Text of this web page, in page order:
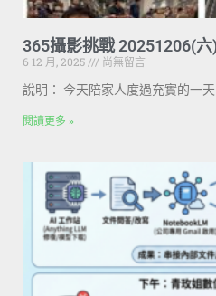
365攝影挑戰 20251206(
6 12 月, 2025
尚無留言
說明： 今天陪家人度過充實的一
閱讀更多 »